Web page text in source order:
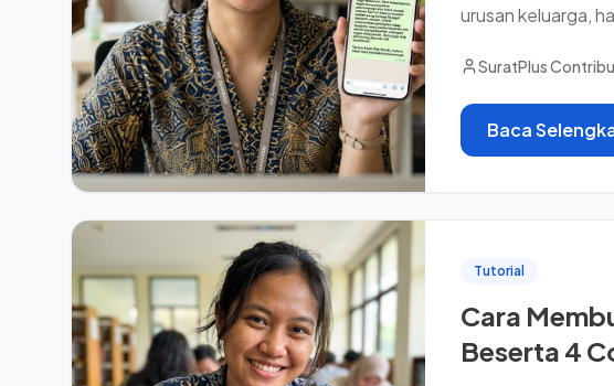
urusan keluarga,
SuratPlus
Baca
Tutorial
Cara
Beserta 4